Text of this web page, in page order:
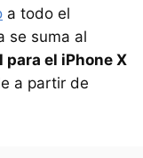
a todo el
se suma al
el iPhone X
a partir de